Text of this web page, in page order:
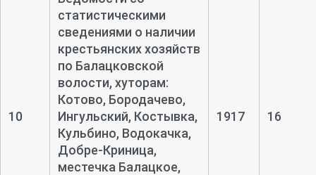
10
статистическими
сведениями о наличии
крестьянских хозяйств
по Балацковской
волости, хуторам:
Котово, Бородачево,
Ингульский, Костывка,
Кульбино, Водокачка,
Добре-Криница,
местечка Балацкое,
1917 16